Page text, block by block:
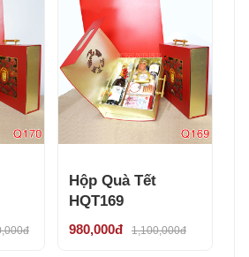
Hộp Quà Tết
HQT169
980,000đ 1,100,000đ